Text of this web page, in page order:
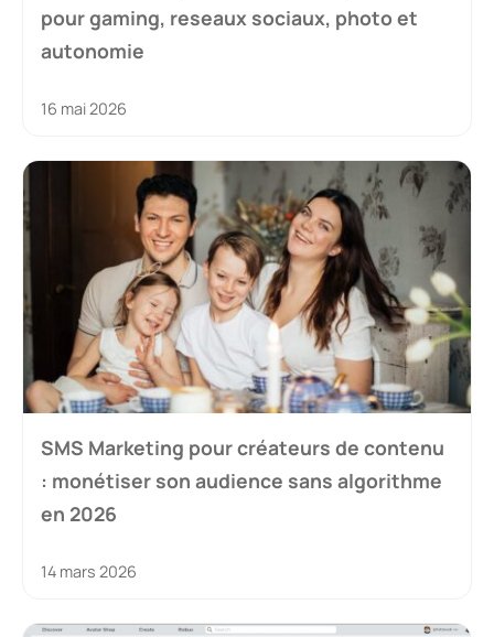
pour gaming, reseaux sociaux, photo et
autonomie
16 mai 2026
SMS Marketing pour créateurs de contenu
: monétiser son audience sans algorithme
en 2026
14 mars 2026